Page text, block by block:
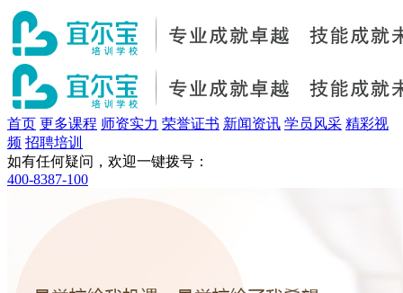
首页 更多课程 师资实力 荣誉证书 新闻资讯 学员风采 精彩视
频 招聘培训
如有任何疑问，欢迎一键拨号：
400-8387-100